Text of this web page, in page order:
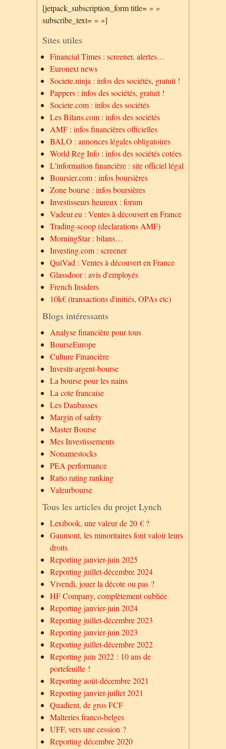
[jetpack_subscription_form title= » »
subscribe_text= » »]
Sites utiles
Financial Times : screener, alertes…
Euronext news
Societe.ninja : infos des sociétés, gratuit !
Pappers : infos des sociétés, gratuit !
Societe.com : infos des sociétés
Les Bilans.com : infos des sociétés
AMF : infos financières officielles
BALO : annonces légales obligatoires
World Reg Info : infos des sociétés cotées
L'information financière : site officiel légal
Boursier.com : infos boursières
Zone bourse : infos boursières
Investisseurs heureux : forum
Vadeur.eu : Ventes à découvert en France
Trading-scoop (declarations AMF)
MorningStar : bilans…
Investing.com : screener
QuiVad : Ventes à découvert en France
Glassdoor : avis d'employés
French Insiders
10k€ (transactions d'initiés, OPAs etc)
Blogs intéressants
Analyse financière pour tous
BourseEurope
Culture Financière
Investir-argent-bourse
La bourse pour les nains
La cote francaise
Les Daubasses
Margin of safety
Master Bourse
Mes Investissements
Nonamestocks
PEA performance
Ratio rating ranking
Valeurbourse
Tous les articles du projet Lynch
Lexibook, une valeur de 20 € ?
Gaumont, les minoritaires font valoir leurs
droits
Reporting janvier-juin 2025
Reporting juillet-décembre 2024
Vivendi, jouer la décote ou pas ?
HF Company, complètement oubliée
Reporting janvier-juin 2024
Reporting juillet-décembre 2023
Reporting janvier-juin 2023
Reporting juillet-décembre 2022
Reporting juin 2022 : 10 ans de
portefeuille !
Reporting août-décembre 2021
Reporting janvier-juillet 2021
Quadient, de gros FCF
Malteries franco-belges
UFF, vers une cession ?
Reporting décembre 2020